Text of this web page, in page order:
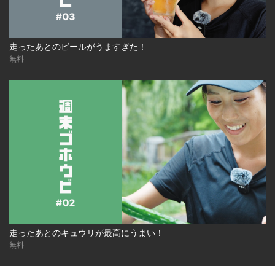
走ったあとのビールがうますぎた！
無料
走ったあとのキュウリが最高にうまい！
無料